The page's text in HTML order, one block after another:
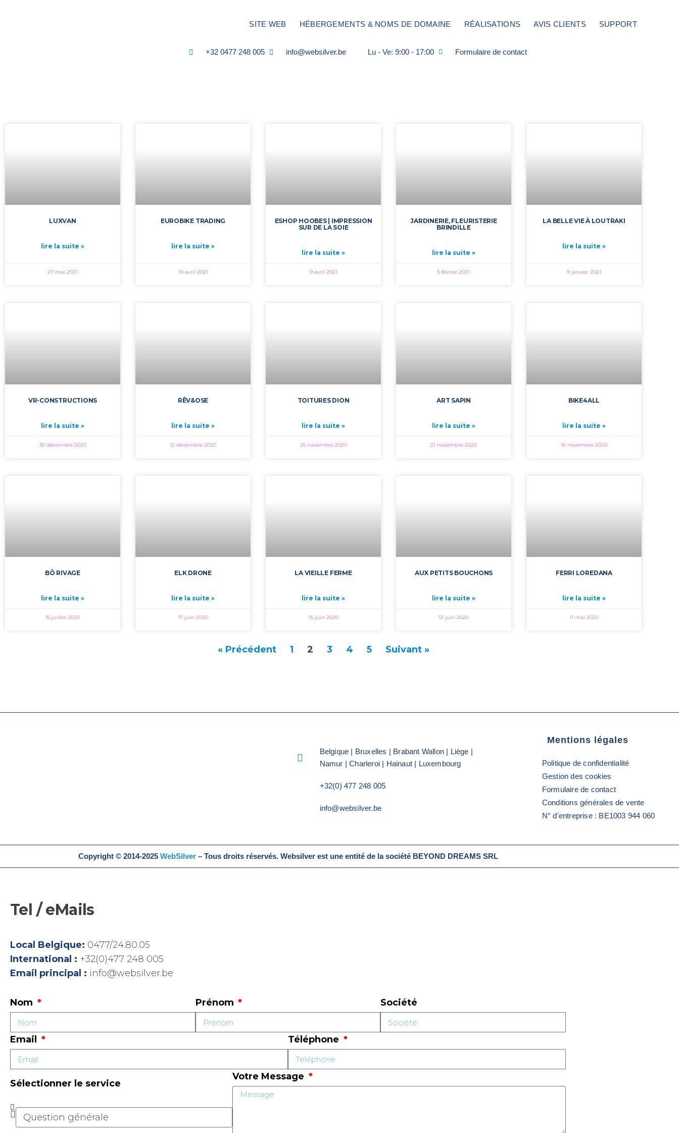
SITE WEB HÉBERGEMENTS & NOMS DE DOMAINE RÉALISATIONS AVIS CLIENTS SUPPORT
+32 0477 248 005 info@websilver.be Lu - Ve: 9:00 - 17:00 Formulaire de contact
LUXVAN
lire la suite »
27 mai 2021
EUROBIKE TRADING
lire la suite »
19 avril 2021
ESHOP HOOBES | IMPRESSION
SUR DE LA SOIE
lire la suite »
9 avril 2021
JARDINERIE, FLEURISTERIE
BRINDILLE
lire la suite »
5 février 2021
LA BELLE VIE À LOUTRAKI
lire la suite »
9 janvier 2021
VR-CONSTRUCTIONS
lire la suite »
30 décembre 2020
RÊV&OSE
lire la suite »
12 décembre 2020
TOITURES DION
lire la suite »
25 novembre 2020
ART SAPIN
lire la suite »
21 novembre 2020
BIKE4ALL
lire la suite »
16 novembre 2020
BÔ RIVAGE
lire la suite »
15 juillet 2020
ELK DRONE
lire la suite »
17 juin 2020
LA VIEILLE FERME
lire la suite »
15 juin 2020
AUX PETITS BOUCHONS
lire la suite »
12 juin 2020
FERRI LOREDANA
lire la suite »
11 mai 2020
« Précédent 1 2 3 4 5 Suivant »
Belgique | Bruxelles | Brabant Wallon | Liège |
Namur | Charleroi | Hainaut | Luxembourg
+32(0) 477 248 005
info@websilver.be
Mentions légales
Politique de confidentialité
Gestion des cookies
Formulaire de contact
Conditions générales de vente
N° d'entreprise : BE1003 944 060
Copyright © 2014-2025 WebSilver– Tous droits réservés. Websilver est une entité de la société BEYOND DREAMS SRL
Tel / eMails
Local Belgique: 0477/24.80.05
International : +32(0)477 248 005
Email principal : info@websilver.be
Nom Prénom Société
Email Téléphone
Sélectionner le service
Votre Message